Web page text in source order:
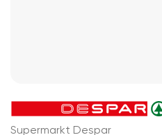
Supermarkt Despar